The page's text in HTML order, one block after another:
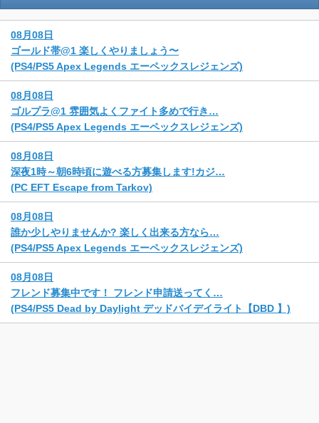
08月08日
ゴールド帯@1 楽しくやりましょう〜
(PS4/PS5 Apex Legends エーペックスレジェンズ)
08月08日
ゴルプラ@1 雰囲気よくファイト多めで行き…
(PS4/PS5 Apex Legends エーペックスレジェンズ)
08月08日
深夜1時～朝6時頃に遊べる方募集します!カジ…
(PC EFT Escape from Tarkov)
08月08日
誰か少しやりませんか? 楽しく出来る方なら…
(PS4/PS5 Apex Legends エーペックスレジェンズ)
08月08日
フレンド募集中です！ フレンド申請送ってく…
(PS4/PS5 Dead by Daylight デッドバイデイライト【DBD 】)